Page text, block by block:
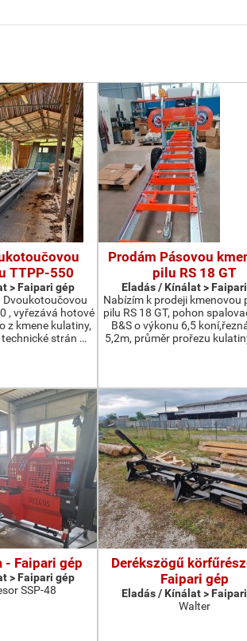
TTPP-550
> Faipari gép
, vyřezává hotové
z kmene kulatiny,
strán …
Prodám Pásovou
pilu RS 18 GT
Eladás / Kínálat >
Nabízím k prodeji kmenovou
pilu RS 18 GT, pohon
B&S o výkonu 6,5
5,2m, průměr prořezu
- Faipari gép
> Faipari gép
SSP-48
Derékszögű
Faipari gép
Eladás / Kínálat >
Walter